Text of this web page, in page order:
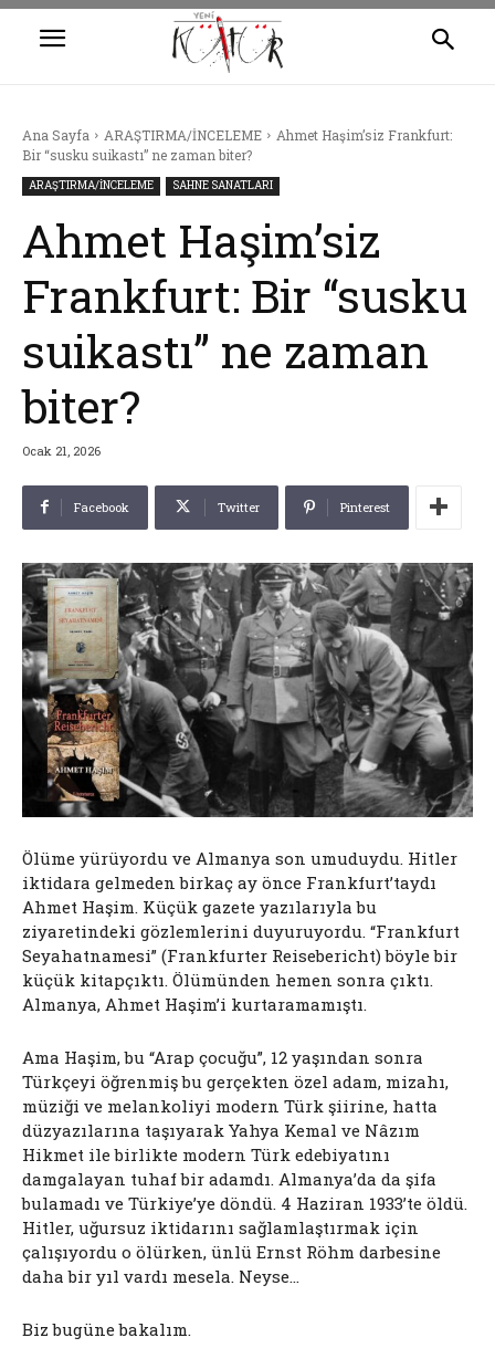
Ana Sayfa ARAŞTIRMA/İNCELEME
Ahmet Haşim’siz Frankfurt:
Bir “susku suikastı” ne zaman biter?
ARAŞTIRMA/İNCELEME SAHNE SANATLARI
Ahmet Haşim’siz
Frankfurt: Bir “susku
suikastı” ne zaman
biter?
Ocak 21, 2026
Facebook Twitter Pinterest
Ölüme yürüyordu ve Almanya son umuduydu. Hitler
iktidara gelmeden birkaç ay önce Frankfurt’taydı
Ahmet Haşim. Küçük gazete yazılarıyla bu
ziyaretindeki gözlemlerini duyuruyordu. “Frankfurt
Seyahatnamesi” (Frankfurter Reisebericht) böyle bir
küçük kitapçıktı. Ölümünden hemen sonra çıktı.
Almanya, Ahmet Haşim’i kurtaramamıştı.
Ama Haşim, bu “Arap çocuğu”, 12 yaşından sonra
Türkçeyi öğrenmiş bu gerçekten özel adam, mizahı,
müziği ve melankoliyi modern Türk şiirine, hatta
düzyazılarına taşıyarak Yahya Kemal ve Nâzım
Hikmet ile birlikte modern Türk edebiyatını
damgalayan tuhaf bir adamdı. Almanya’da da şifa
bulamadı ve Türkiye’ye döndü. 4 Haziran 1933’te öldü.
Hitler, uğursuz iktidarını sağlamlaştırmak için
çalışıyordu o ölürken, ünlü Ernst Röhm darbesine
daha bir yıl vardı mesela. Neyse…
Biz bugüne bakalım.